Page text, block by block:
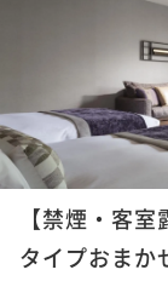
【禁煙・客
タイプおまか